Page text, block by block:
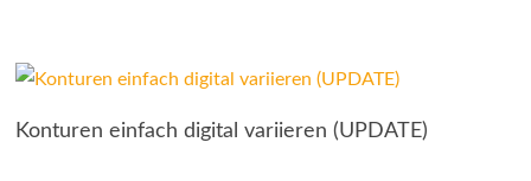
Konturen einfach digital variieren (UPDATE)